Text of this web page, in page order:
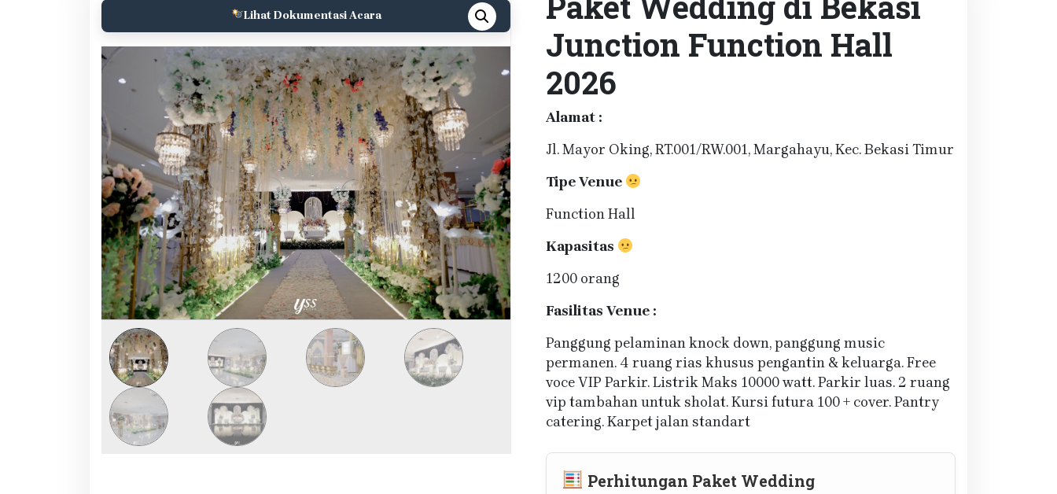
Lihat Dokumentasi Acara
Junction Function Hall
2026
Alamat :
Jl. Mayor Oking, RT.001/RW.001, Margahayu, Kec. Bekasi Timur
Tipe Venue
Function Hall
Kapasitas
1200 orang
Fasilitas Venue :
Panggung pelaminan knock down, panggung music
permanen. 4 ruang rias khusus pengantin & keluarga. Free
voce VIP Parkir. Listrik Maks 10000 watt. Parkir luas. 2 ruang
vip tambahan untuk sholat. Kursi futura 100 + cover. Pantry
catering. Karpet jalan standart
Perhitungan Paket Wedding